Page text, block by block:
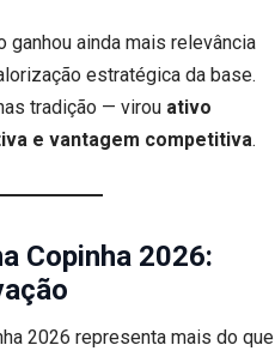
ganhou ainda mais relevância
estratégica da base.
tradição — virou ativo
e vantagem competitiva.
Copinha 2026:
2026 representa mais do que